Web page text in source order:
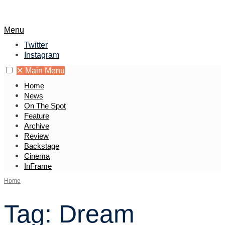
content
Open
Window
Menu
Twitter
Instagram
✕ Main Menu
Home
News
On The Spot
Feature
Archive
Review
Backstage
Cinema
InFrame
Home
Tag: Dream